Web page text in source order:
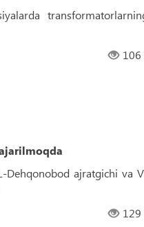
106
Dehqonobod ajratgichi va
129